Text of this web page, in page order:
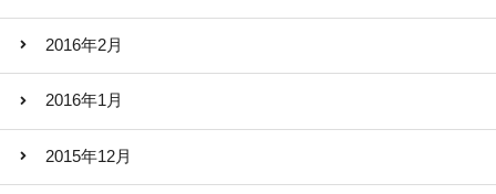
2016年2月
2016年1月
2015年12月